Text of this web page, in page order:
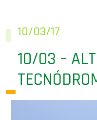
10/03/17
10/03 –